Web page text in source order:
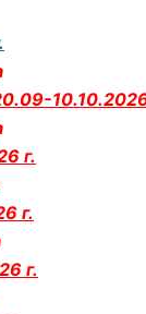
10.10.2026
г.
г.
г.